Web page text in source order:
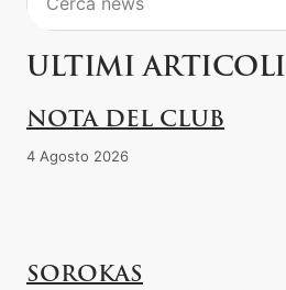
ULTIMI ARTICOLI
NOTA DEL CLUB
4 Agosto 2026
SOROKAS